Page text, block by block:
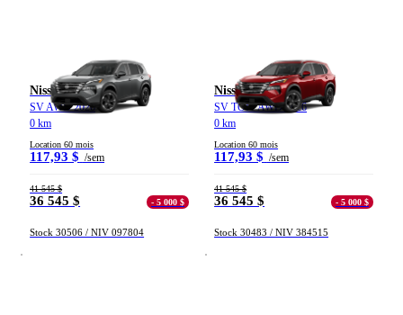
Nissan Rogue
SV AWD 2026
0 km
Location 60 mois
117,93 $ /sem
41 545 $
36 545 $ - 5 000 $
Stock 30506 / NIV 097804
Nissan Rogue
SV TOIT AWD 2026
0 km
Location 60 mois
117,93 $ /sem
41 545 $
36 545 $ - 5 000 $
Stock 30483 / NIV 384515